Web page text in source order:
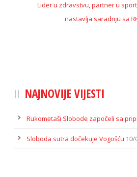
Lider u zdravstvu, partner u
nastavlja saradnju sa
NAJNOVIJE VIJESTI
Rukometaši Slobode započeli sa
Sloboda sutra dočekuje Vogošću 10/